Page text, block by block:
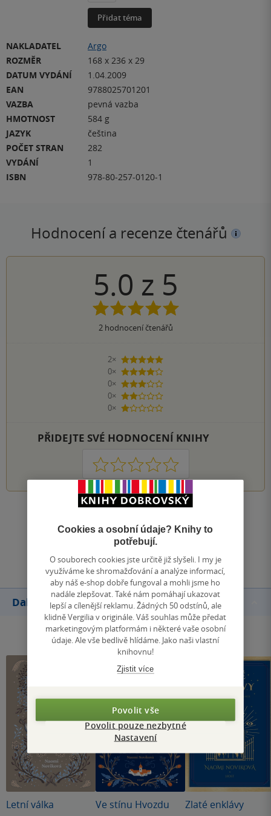
Přidat téma
NAKLADATEL
Argo
ROZMĚR
168 x 236 x 29
DATUM VYDÁNÍ
1.04.2009
EAN
9788025701201
VAZBA
pevná vazba
HMOTNOST
584 g
JAZYK
čeština
POČET STRAN
282
VYDÁNÍ
1
ISBN
978-80-257-0120-1
Hodnocení a recenze čtenářů
5.0 z 5
2hodnocení čtenářů
2×
5 hvězdiček
0×
4 hvězdičky
0×
3 hvězdičky
0×
2 hvězdičky
0×
1 hvezdička
PŘIDEJTE SVÉ HODNOCENÍ KNIHY
1 2 3 4 5
Přidat hodnocení
Další knihy autora
Letní válka Ve stínu Hvozdu Zlaté enklávy
Cookies a osobní údaje? Knihy to
potřebují.
O souborech cookies jste určitě již slyšeli. I my je
využíváme ke shromažďování a analýze informací,
aby náš e-shop dobře fungoval a mohli jsme ho
nadále zlepšovat. Také nám pomáhají ukazovat
lepší a cílenější reklamu. Žádných 50 odstínů, ale
klidně Vergilia v originále. Váš souhlas může předat
marketingovým platformám i některé vaše osobní
údaje. Ale vše bedlivě hlídáme. Jako naši vlastní
knihovnu!
Zjistit více
Povolit vše
Povolit pouze nezbytné
Nastavení